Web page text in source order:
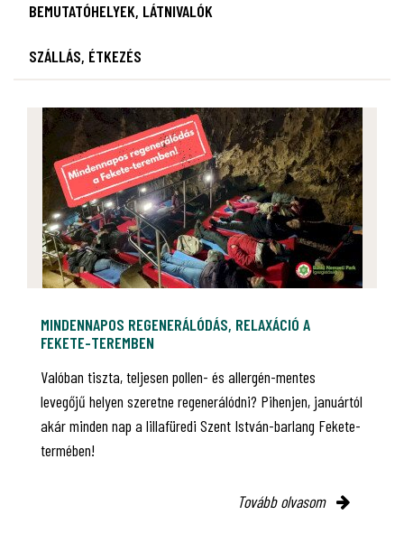
BEMUTATÓHELYEK, LÁTNIVALÓK
SZÁLLÁS, ÉTKEZÉS
MINDENNAPOS REGENERÁLÓDÁS, RELAXÁCIÓ A
FEKETE-TEREMBEN
Valóban tiszta, teljesen pollen- és allergén-mentes
levegőjű helyen szeretne regenerálódni? Pihenjen, januártól
akár minden nap a lillafüredi Szent István-barlang Fekete-
termében!
Tovább olvasom